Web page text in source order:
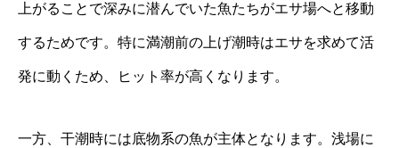
上がることで深みに潜んでいた魚たちがエサ場へと移動
するためです。特に満潮前の上げ潮時はエサを求めて活
発に動くため、ヒット率が高くなります。
一方、干潮時には底物系の魚が主体となります。浅場に